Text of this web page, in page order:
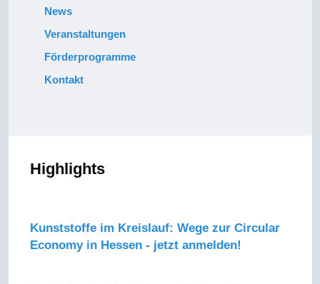
News
Veranstaltungen
Förderprogramme
Kontakt
Highlights
Kunststoffe im Kreislauf: Wege zur Circular
Economy in Hessen - jetzt anmelden!